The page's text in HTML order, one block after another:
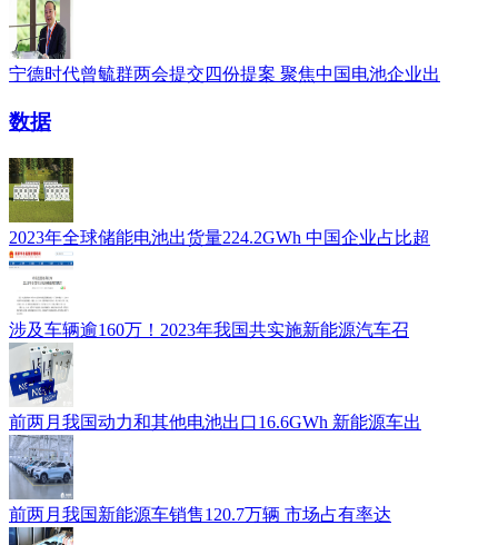
宁德时代曾毓群两会提交四份提案 聚焦中国电池企业出
数据
2023年全球储能电池出货量224.2GWh 中国企业占比超
涉及车辆逾160万！2023年我国共实施新能源汽车召
前两月我国动力和其他电池出口16.6GWh 新能源车出
前两月我国新能源车销售120.7万辆 市场占有率达